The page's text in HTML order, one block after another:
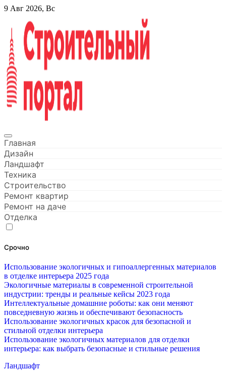
Перейти
содержанию
9 Авг 2026, Вс
Строительный портал
Главная
Дизайн
Ландшафт
Техника
Строительство
Ремонт квартир
Ремонт на даче
Отделка
Срочно
Использование экологичных и гипоаллергенных материалов
в отделке интерьера 2025 года
Экологичные материалы в современной строительной
индустрии: тренды и реальные кейсы 2023 года
Интеллектуальные домашние роботы: как они меняют
повседневную жизнь и обеспечивают безопасность
Использование экологичных красок для безопасной и
стильной отделки интерьера
Использование экологичных материалов для отделки
интерьера: как выбрать безопасные и стильные решения
Ландшафт